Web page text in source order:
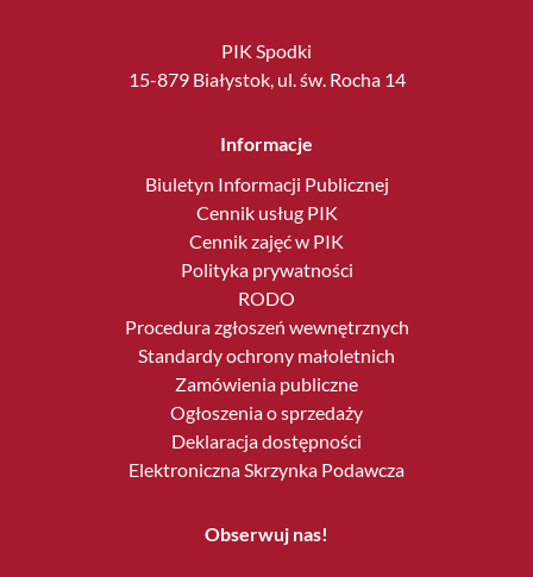
PIK Spodki
15-879 Białystok, ul. św. Rocha 14
Informacje
Biuletyn Informacji Publicznej
Cennik usług PIK
Cennik zajęć w PIK
Polityka prywatności
RODO
Procedura zgłoszeń wewnętrznych
Standardy ochrony małoletnich
Zamówienia publiczne
Ogłoszenia o sprzedaży
Deklaracja dostępności
Elektroniczna Skrzynka Podawcza
Obserwuj nas!